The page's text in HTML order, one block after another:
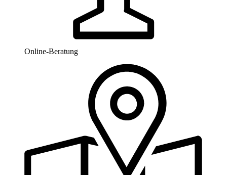
Online-Beratung